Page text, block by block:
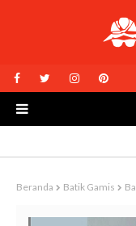
Beranda Batik Gamis